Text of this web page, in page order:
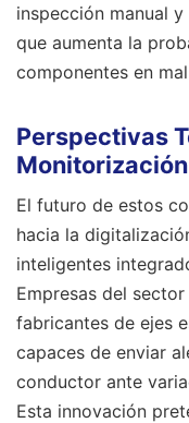
inspección manual
que aumenta la
componentes en
Perspectivas
Monitorización
El futuro de estos
hacia la
inteligentes
Empresas del
fabricantes de ejes
capaces de enviar
conductor ante
Esta innovación